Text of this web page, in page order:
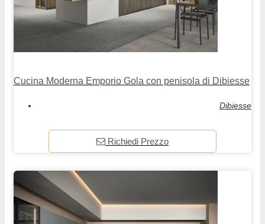
Cucina Moderna Emporio Gola con penisola di Dibiesse
Dibiesse
Richiedi Prezzo